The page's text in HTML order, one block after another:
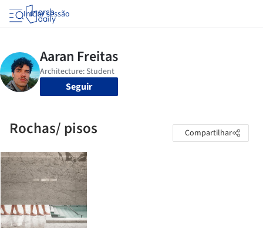
Iniciar sessão
Seguir
Rochas/ pisos Compartilhar